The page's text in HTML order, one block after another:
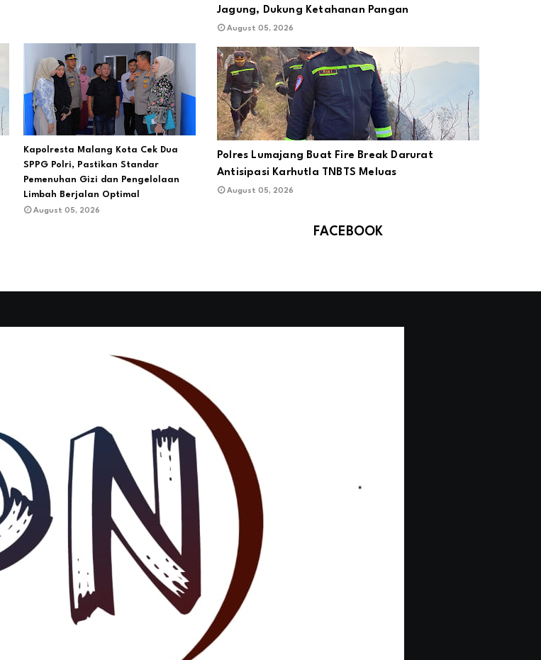
Kapolresta Malang Kota Cek Dua
SPPG Polri, Pastikan Standar
Pemenuhan Gizi dan Pengelolaan
Limbah Berjalan Optimal
August 05, 2026
Jagung, Dukung Ketahanan Pangan
August 05, 2026
Polres Lumajang Buat Fire Break Darurat
Antisipasi Karhutla TNBTS Meluas
August 05, 2026
FACEBOOK